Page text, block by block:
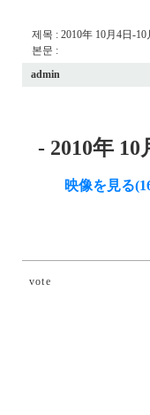
제목 : 2010年 10月4日-
본문 :
admin
- 2010年 10
映像を見る
vote